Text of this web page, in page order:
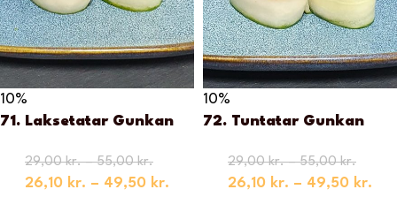
10%
71. Laksetatar Gunkan
29,00kr. – 55,00kr.
26,10 kr. – 49,50 kr.
10%
72. Tuntatar Gunkan
29,00kr. – 55,00kr.
26,10 kr. – 49,50 kr.